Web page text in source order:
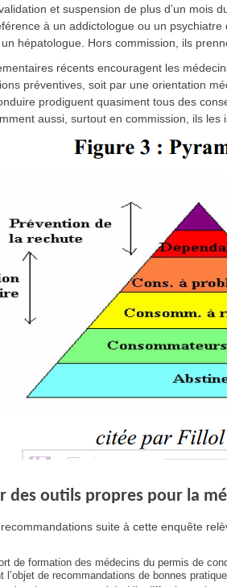
et suspension de plus d’un mois
à un addictologue ou un
hépatologue. Hors commission, ils
récents encouragent les
préventives, soit par une orientation
prodiguent quasiment tous des
aussi, surtout en commission, ils
des outils propres pour la
suite à cette enquête
de formation des médecins du permis de
l’objet de recommandations de bonnes